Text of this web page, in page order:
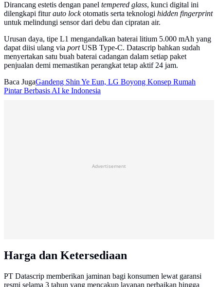
Dirancang estetis dengan panel tempered glass, kunci digital ini
dilengkapi fiturauto lockotomatis serta teknologi hidden fingerprint
untuk melindungi sensor dari debu dan cipratan air.
Urusan daya, tipe L1 mengandalkan baterai litium 5.000 mAh yang
dapat diisi ulang via portUSB Type-C. Datascrip bahkan sudah
menyertakan satu buah baterai cadangan dalam setiap paket
penjualan demi memastikan perangkat tetap aktif 24 jam.
Baca JugaGandeng Shin Ye Eun, LG Boyong Konsep Rumah
Pintar Berbasis AI ke Indonesia
Advertisement
Harga dan Ketersediaan
PT Datascrip memberikan jaminan bagi konsumen lewat garansi
resmi selama 3 tahun yang mencakup layanan perbaikan hingga